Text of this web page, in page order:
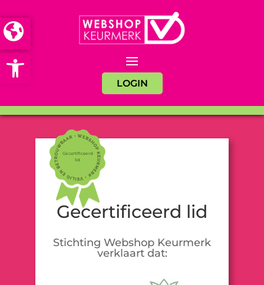
Open toolbar
LOGIN
Gecertificeerd
lid
Gecertificeerd lid
Stichting Webshop Keurmerk
verklaart dat: